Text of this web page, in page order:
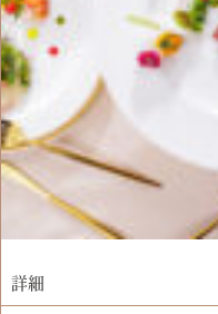
詳細